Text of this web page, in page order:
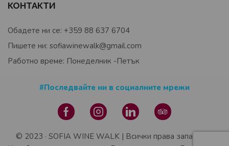
КОНТАКТИ
Обадете ни се: +359 88 637 6704
Пишете ни: sofiawinewalk@gmail.com
Работно време: Понеделник -Петък
#Последвайте ни в социалните мрежи
© 2023 · SOFIA WINE WALK | Всички права запазени |